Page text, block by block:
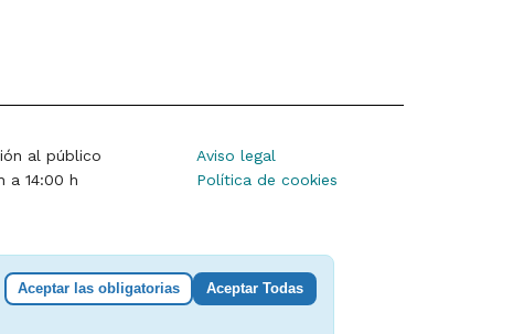
al público
a 14:00 h
Aviso legal
Política de cookies
Aceptar las obligatorias Aceptar Todas